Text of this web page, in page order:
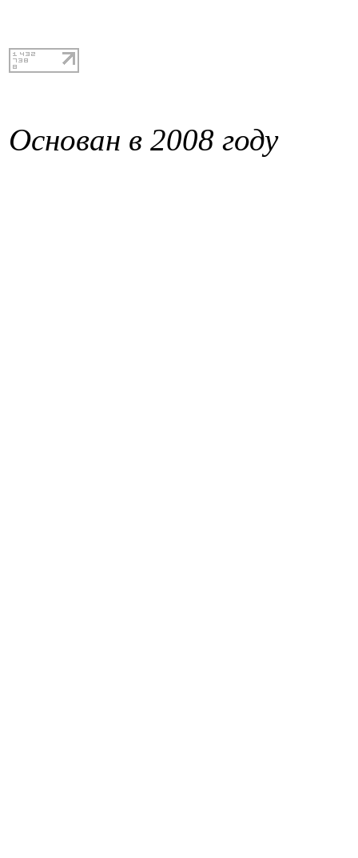
Основан в 2008 году